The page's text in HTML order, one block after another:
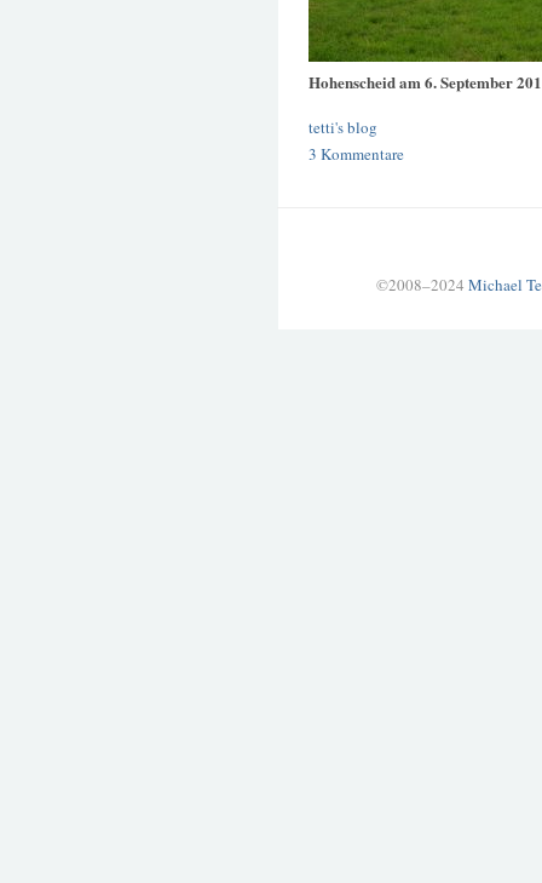
Hohenscheid am 6. September
tetti's blog
3 Kommentare
©2008–2024 Michael